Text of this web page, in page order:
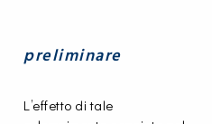
preliminare
L’effetto di tale